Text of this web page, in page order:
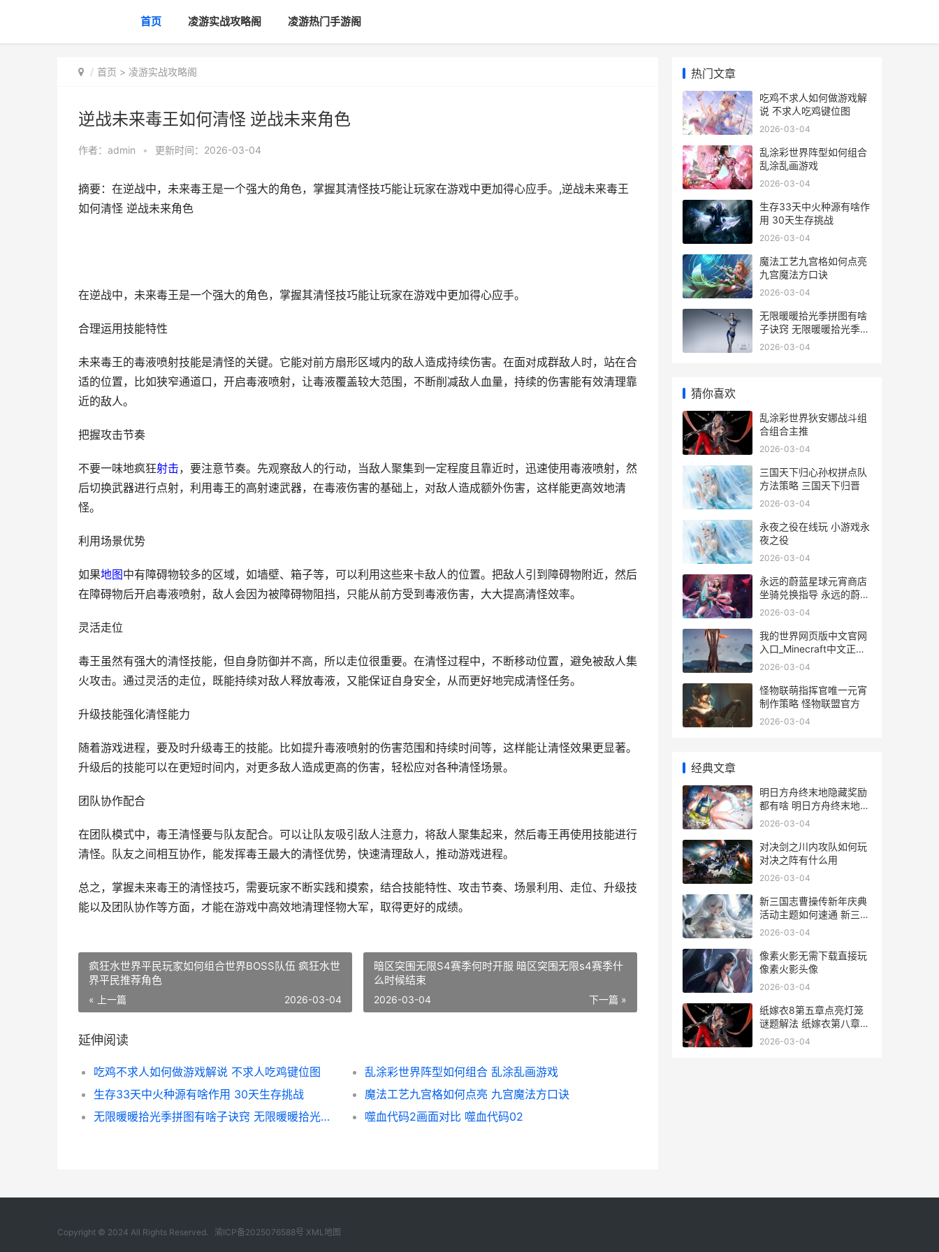
首页 凌游实战攻略阁 凌游热门手游阁
首页 > 凌游实战攻略阁
逆战未来毒王如何清怪 逆战未来角色
作者： admin • 更新时间：2026-03-04
摘要：在逆战中，未来毒王是一个强大的角色，掌握其清怪技巧能让玩家在游戏中更加得心应手。,逆战未来毒王
如何清怪 逆战未来角色
在逆战中，未来毒王是一个强大的角色，掌握其清怪技巧能让玩家在游戏中更加得心应手。
合理运用技能特性
未来毒王的毒液喷射技能是清怪的关键。它能对前方扇形区域内的敌人造成持续伤害。在面对成群敌人时，站在合
适的位置，比如狭窄通道口，开启毒液喷射，让毒液覆盖较大范围，不断削减敌人血量，持续的伤害能有效清理靠
近的敌人。
把握攻击节奏
不要一味地疯狂射击，要注意节奏。先观察敌人的行动，当敌人聚集到一定程度且靠近时，迅速使用毒液喷射，然
后切换武器进行点射，利用毒王的高射速武器，在毒液伤害的基础上，对敌人造成额外伤害，这样能更高效地清
怪。
利用场景优势
如果地图中有障碍物较多的区域，如墙壁、箱子等，可以利用这些来卡敌人的位置。把敌人引到障碍物附近，然后
在障碍物后开启毒液喷射，敌人会因为被障碍物阻挡，只能从前方受到毒液伤害，大大提高清怪效率。
灵活走位
毒王虽然有强大的清怪技能，但自身防御并不高，所以走位很重要。在清怪过程中，不断移动位置，避免被敌人集
火攻击。通过灵活的走位，既能持续对敌人释放毒液，又能保证自身安全，从而更好地完成清怪任务。
升级技能强化清怪能力
随着游戏进程，要及时升级毒王的技能。比如提升毒液喷射的伤害范围和持续时间等，这样能让清怪效果更显著。
升级后的技能可以在更短时间内，对更多敌人造成更高的伤害，轻松应对各种清怪场景。
团队协作配合
在团队模式中，毒王清怪要与队友配合。可以让队友吸引敌人注意力，将敌人聚集起来，然后毒王再使用技能进行
清怪。队友之间相互协作，能发挥毒王最大的清怪优势，快速清理敌人，推动游戏进程。
总之，掌握未来毒王的清怪技巧，需要玩家不断实践和摸索，结合技能特性、攻击节奏、场景利用、走位、升级技
能以及团队协作等方面，才能在游戏中高效地清理怪物大军，取得更好的成绩。
疯狂水世界平民玩家如何组合世界BOSS队伍 疯狂水世
界平民推荐角色
« 上一篇 2026-03-04
暗区突围无限S4赛季何时开服 暗区突围无限s4赛季什
么时候结束
下一篇 »
2026-03-04
延伸阅读
吃鸡不求人如何做游戏解说 不求人吃鸡键位图
乱涂彩世界阵型如何组合 乱涂乱画游戏
生存33天中火种源有啥作用 30天生存挑战
魔法工艺九宫格如何点亮 九宫魔法方口诀
无限暖暖拾光季拼图有啥子诀窍 无限暖暖拾光季活动
噬血代码2画面对比 噬血代码02
热门文章
吃鸡不求人如何做游戏解
说 不求人吃鸡键位图
2026-03-04
乱涂彩世界阵型如何组合
乱涂乱画游戏
2026-03-04
生存33天中火种源有啥作
用 30天生存挑战
2026-03-04
魔法工艺九宫格如何点亮
九宫魔法方口诀
2026-03-04
无限暖暖拾光季拼图有啥
子诀窍 无限暖暖拾光季活
动
2026-03-04
猜你喜欢
乱涂彩世界狄安娜战斗组
合组合主推
2026-03-04
三国天下归心孙权拼点队
方法策略 三国天下归晋
2026-03-04
永夜之役在线玩 小游戏永
夜之役
2026-03-04
永远的蔚蓝星球元宵商店
坐骑兑换指导 永远的蔚蓝
星球破解版修改器
2026-03-04
我的世界网页版中文官网
入口_Minecraft中文正版
网页进入 我的世界网页版
2026-03-04
怪物联萌指挥官唯一元宵
制作策略 怪物联盟官方
2026-03-04
经典文章
明日方舟终末地隐藏奖励
都有啥 明日方舟终末地官
网
2026-03-04
对决剑之川内攻队如何玩
对决之阵有什么用
2026-03-04
新三国志曹操传新年庆典
活动主题如何速通 新三国
志曹操传官网
2026-03-04
像素火影无需下载直接玩
像素火影头像
2026-03-04
纸嫁衣8第五章点亮灯笼
谜题解法 纸嫁衣第八章游
戏攻略
2026-03-04
Copyright © 2024 All Rights Reserved. 渝ICP备2025076588号 XML地图